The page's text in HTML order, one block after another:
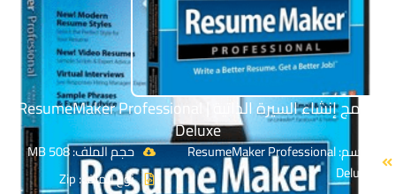
برنامج إنشاء السيرة الذاتية | ResumeMaker Professional
Deluxe
الاسم: ResumeMaker Professional
Deluxe
حجم الملف: 508 MB
نوع الملف: Zip